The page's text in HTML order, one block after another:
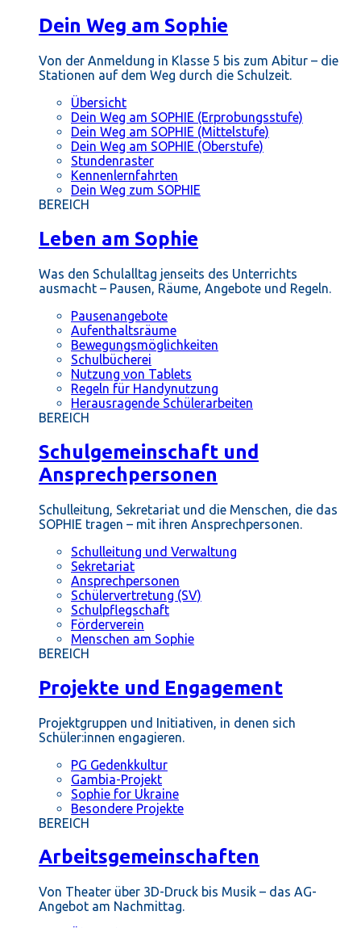
Dein Weg am Sophie
Von der Anmeldung in Klasse 5 bis zum Abitur – die
Stationen auf dem Weg durch die Schulzeit.
Übersicht
Dein Weg am SOPHIE (Erprobungsstufe)
Dein Weg am SOPHIE (Mittelstufe)
Dein Weg am SOPHIE (Oberstufe)
Stundenraster
Kennenlernfahrten
Dein Weg zum SOPHIE
BEREICH
Leben am Sophie
Was den Schulalltag jenseits des Unterrichts
ausmacht – Pausen, Räume, Angebote und Regeln.
Pausenangebote
Aufenthaltsräume
Bewegungsmöglichkeiten
Schulbücherei
Nutzung von Tablets
Regeln für Handynutzung
Herausragende Schülerarbeiten
BEREICH
Schulgemeinschaft und
Ansprechpersonen
Schulleitung, Sekretariat und die Menschen, die das
SOPHIE tragen – mit ihren Ansprechpersonen.
Schulleitung und Verwaltung
Sekretariat
Ansprechpersonen
Schülervertretung (SV)
Schulpflegschaft
Förderverein
Menschen am Sophie
BEREICH
Projekte und Engagement
Projektgruppen und Initiativen, in denen sich
Schüler:innen engagieren.
PG Gedenkkultur
Gambia-Projekt
Sophie for Ukraine
Besondere Projekte
BEREICH
Arbeitsgemeinschaften
Von Theater über 3D-Druck bis Musik – das AG-
Angebot am Nachmittag.